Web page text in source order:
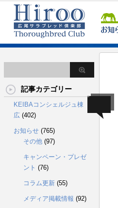
記事カテゴリー
KEIBAコンシェルジュ棟
広 (402)
お知らせ (765)
その他 (97)
キャンペーン・プレゼ
ント (76)
コラム更新 (55)
メディア掲載情報 (92)